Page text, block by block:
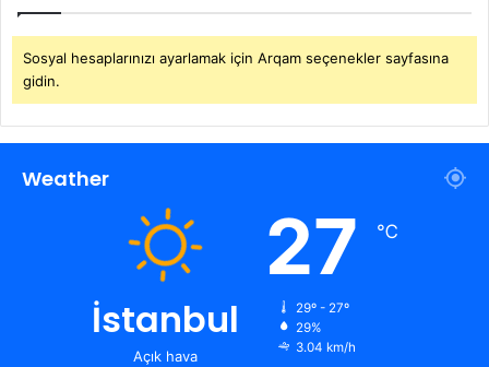
Sosyal hesaplarınızı ayarlamak için Arqam seçenekler sayfasına
gidin.
Weather
İstanbul
Açık hava
27 ℃
29º - 27º
29%
3.04 km/h